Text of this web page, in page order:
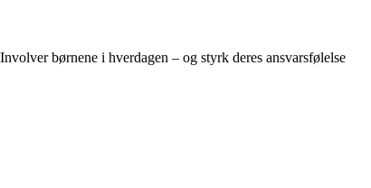
Involver børnene i hverdagen – og styrk deres ansvarsfølelse